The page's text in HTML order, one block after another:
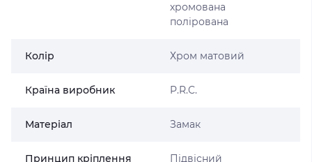
хромована
полірована
Колір Хром матовий
Країна виробник P.R.C.
Матеріал Замак
Принцип кріплення Підвісний